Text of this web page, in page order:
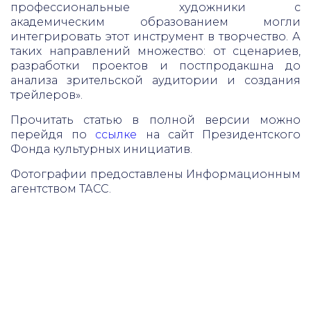
профессиональные художники с
академическим образованием могли
интегрировать этот инструмент в творчество. А
таких направлений множество: от сценариев,
разработки проектов и постпродакшна до
анализа зрительской аудитории и создания
трейлеров».
Прочитать статью в полной версии можно
перейдя по ссылке на сайт Президентского
Фонда культурных инициатив.
Фотографии предоставлены Информационным
агентством ТАСС.